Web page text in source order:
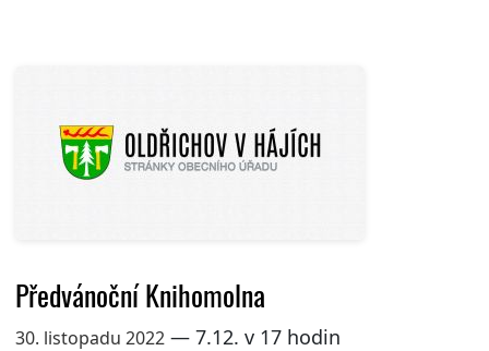
Předvánoční Knihomolna
30. listopadu 2022 — 7.12. v 17 hodin